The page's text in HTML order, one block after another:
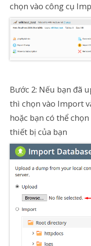
chọn vào công cụ
Bước 2: Nếu bạn đã
thì chọn vào Import
hoặc bạn có thể
thiết bị của bạn